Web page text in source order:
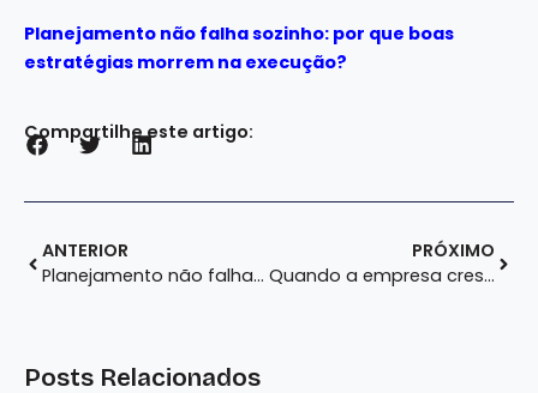
Planejamento não falha sozinho: por que boas
estratégias morrem na execução?
Compartilhe este artigo:
ANTERIOR
Planejamento não falha sozinho: por que boas estratégias morrem na execução?
PRÓXIMO
Quando a empresa cresce mais rápido do que a governança consegue acompanhar
Posts Relacionados